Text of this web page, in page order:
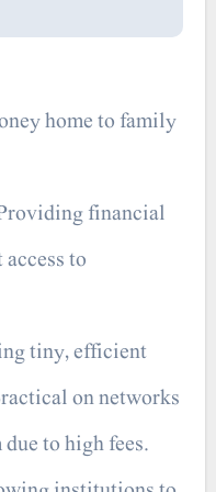
home to family
financial
to
tiny, efficient
on networks
to high fees.